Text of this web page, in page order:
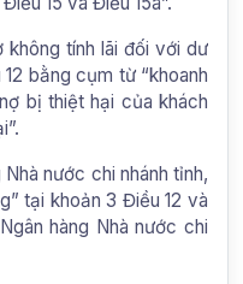
không tính lãi đối với dư
bằng cụm từ “khoanh
bị thiệt hại của khách
nước chi nhánh tỉnh,
tại khoản 3 Điều 12 và
hàng Nhà nước chi